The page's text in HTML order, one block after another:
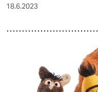
18.6.2023